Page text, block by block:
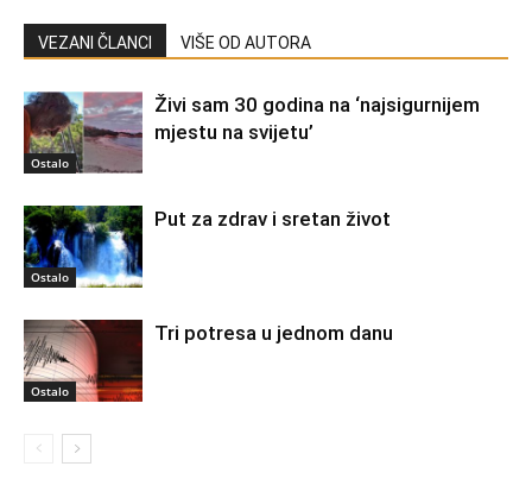
VEZANI ČLANCI VIŠE OD AUTORA
Ostalo
Živi sam 30 godina na ‘najsigurnijem
mjestu na svijetu’
Ostalo
Put za zdrav i sretan život
Ostalo
Tri potresa u jednom danu